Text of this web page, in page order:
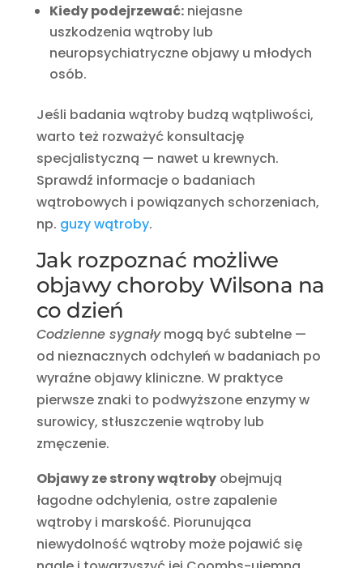
Kiedy podejrzewać:niejasne
uszkodzenia wątroby lub
neuropsychiatryczne objawy u młodych
osób.
Jeśli badania wątroby budzą wątpliwości,
warto też rozważyć konsultację
specjalistyczną — nawet u krewnych.
Sprawdź informacje o badaniach
wątrobowych i powiązanych schorzeniach,
np. guzy wątroby.
Jak rozpoznać możliwe
objawy choroby Wilsona na
co dzień
Codzienne sygnałymogą być subtelne —
od nieznacznych odchyleń w badaniach po
wyraźne objawy kliniczne. W praktyce
pierwsze znaki to podwyższone enzymy w
surowicy, stłuszczenie wątroby lub
zmęczenie.
Objawy ze strony wątrobyobejmują
łagodne odchylenia, ostre zapalenie
wątroby i marskość. Piorunująca
niewydolność wątroby może pojawić się